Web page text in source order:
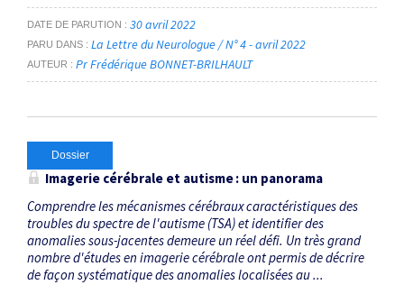
DATE DE PARUTION 30 avril 2022
PARU DANS La Lettre du Neurologue / N° 4 - avril 2022
AUTEUR Pr Frédérique BONNET-BRILHAULT
Dossier
Imagerie cérébrale et autisme : un panorama
Comprendre les mécanismes cérébraux caractéristiques des
troubles du spectre de l'autisme (TSA) et identifier des
anomalies sous-jacentes demeure un réel défi. Un très grand
nombre d'études en imagerie cérébrale ont permis de décrire
de façon systématique des anomalies localisées au ...